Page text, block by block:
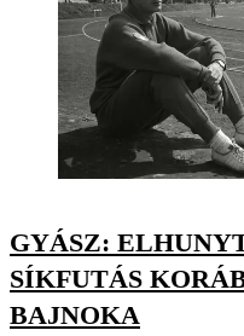
GYÁSZ:
SÍKFUTÁS
BAJNOKA